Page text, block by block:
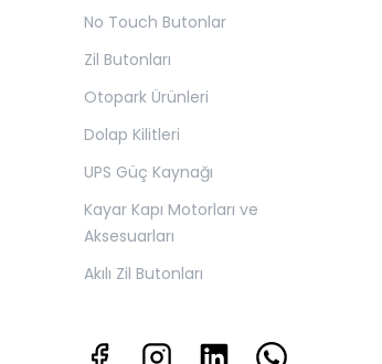
No Touch Butonlar
Zil Butonları
Otopark Ürünleri
Dolap Kilitleri
UPS Güç Kaynağı
Kayar Kapı Motorları ve
Aksesuarları
Akılı Zil Butonları